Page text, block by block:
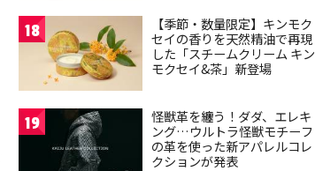
18
【季節・数量限定】キンモク
セイの香りを天然精油で再現
した「スチームクリーム キン
モクセイ&茶」新登場
19
怪獣革を纏う！ダダ、エレキ
ング…ウルトラ怪獣モチーフ
の革を使った新アパレルコレ
クションが発表